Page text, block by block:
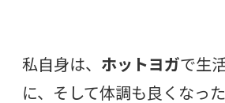
私自身は、 ホットヨガで生
に、そして体調も良くなっ